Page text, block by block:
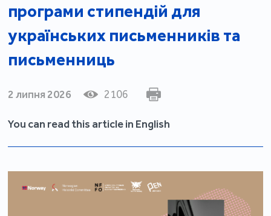
програми стипендій для
українських письменників та
письменниць
2 липня 2026 2106
You can read this article in English